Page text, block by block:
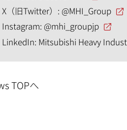
X（旧Twitter）: @MHI_Group
Instagram: @mhi_groupjp
LinkedIn: Mitsubishi Heavy
TOPへ